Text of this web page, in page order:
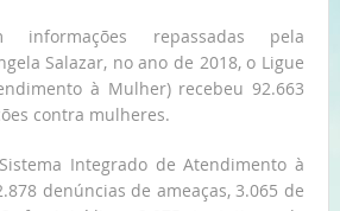
repassadas pela
Salazar, no ano de 2018, o Ligue
à Mulher) recebeu 92.663
contra mulheres.
Integrado de Atendimento à
denúncias de ameaças, 3.065 de